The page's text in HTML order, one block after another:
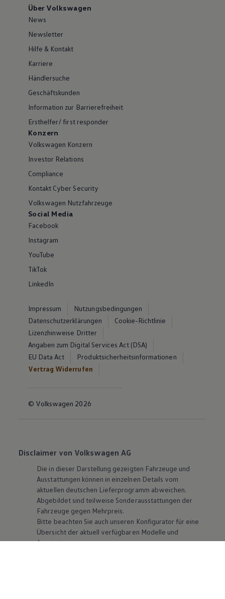
Über Volkswagen
News
Newsletter
Hilfe & Kontakt
Karriere
Händlersuche
Geschäftskunden
Information zur Barrierefreiheit
Ersthelfer/ first responder
Konzern
Volkswagen Konzern
Investor Relations
Compliance
Kontakt Cyber Security
Volkswagen Nutzfahrzeuge
Social Media
Facebook
Instagram
YouTube
TikTok
LinkedIn
Impressum
Nutzungsbedingungen
Datenschutzerklärungen
Cookie-Richtlinie
Lizenzhinweise Dritter
Angaben zum Digital Services Act (DSA)
EU Data Act
Produktsicherheitsinformationen
Vertrag Widerrufen
© Volkswagen 2026
Disclaimer von Volkswagen AG
Die in dieser Darstellung gezeigten Fahrzeuge und
Ausstattungen können in einzelnen Details vom
aktuellen deutschen Lieferprogramm abweichen.
Abgebildet sind teilweise Sonderausstattungen der
Fahrzeuge gegen Mehrpreis.
Bitte beachten Sie auch unseren Konfigurator für eine
Übersicht der aktuell verfügbaren Modelle und
Ausstattungen.